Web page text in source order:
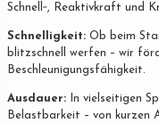
Schnell‐, Reaktivkraft und
Schnelligkeit: Ob beim
blitzschnell werfen – wir
Beschleunigungsfähigkeit.
Ausdauer: In vielseitigen
Belastbarkeit – von kurzen